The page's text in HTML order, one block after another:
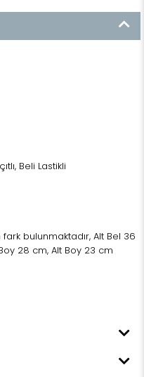
Beli Lastikli
bulunmaktadır, Alt Bel 36
28 cm, Alt Boy 23 cm